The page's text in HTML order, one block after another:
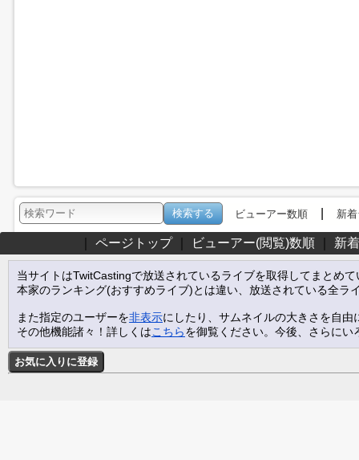
ビューアー数順| 新
ページトップ｜ ビューアー(閲覧)数順｜ 新
当サイトはTwitCastingで放送されているライブを取得してまとめ
本家のランキング(おすすめライブ)とは違い、放送されている全ラ
また指定のユーザーを非表示にしたり、サムネイルの大きさを自
その他機能諸々！詳しくはこちらを御覧ください。今後、さらに